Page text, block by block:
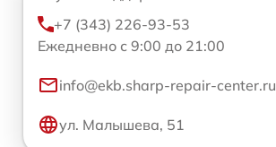
+7 (343) 226-93-53
Ежедневно с 9:00 до 21:00
info@ekb.sharp-repair-center.ru
ул. Малышева, 51